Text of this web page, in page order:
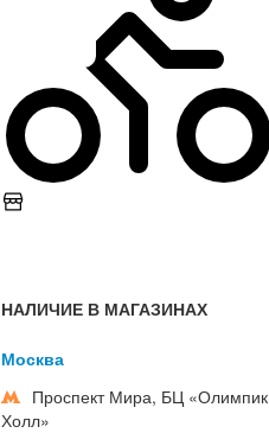
НАЛИЧИЕ В МАГАЗИНАХ
Москва
Проспект Мира, БЦ «Олимпик
Холл»